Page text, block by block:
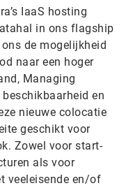
IaaS hosting
in ons flagship
de mogelijkheid
naar een hoger
Managing
en
nieuwe colocatie
geschikt voor
Zowel voor start-
als voor
veeleisende en/of